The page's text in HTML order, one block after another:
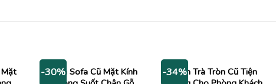
-30%
Bàn Sofa Cũ Mặt Kính
-34%Bàn Trà Tròn Cũ Tiện